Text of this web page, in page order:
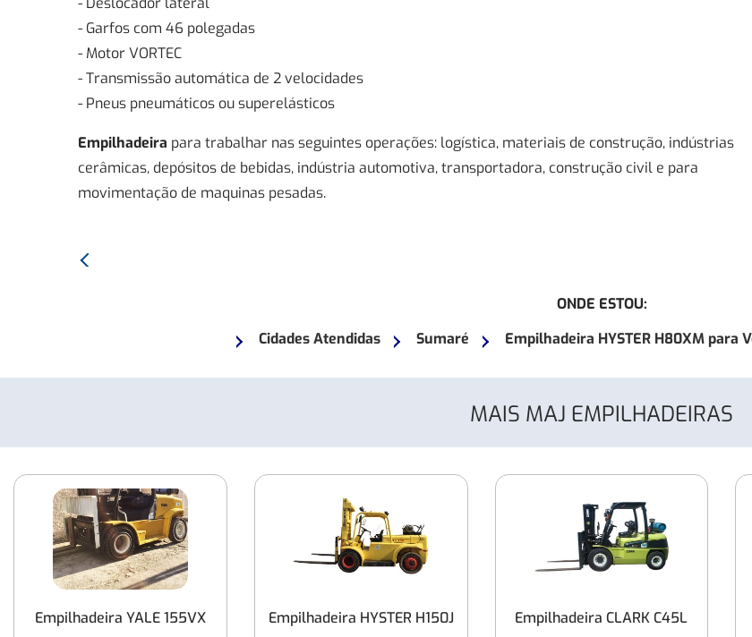
- Garfos com 46 polegadas
- Motor VORTEC
- Transmissão automática de 2 velocidades
- Pneus pneumáticos ou superelásticos
Empilhadeira para trabalhar nas seguintes operações: logística, materiais de construção, indústrias
cerâmicas, depósitos de bebidas, indústria automotiva, transportadora, construção civil e para
movimentação de maquinas pesadas.
Anterior:
ONDE ESTOU:
Cidades Atendidas
Sumaré Empilhadeira HYSTER H80XM para
MAIS MAJ EMPILHADEIRAS
Empilhadeira YALE 155VX Empilhadeira HYSTER H150J Empilhadeira CLARK C45L